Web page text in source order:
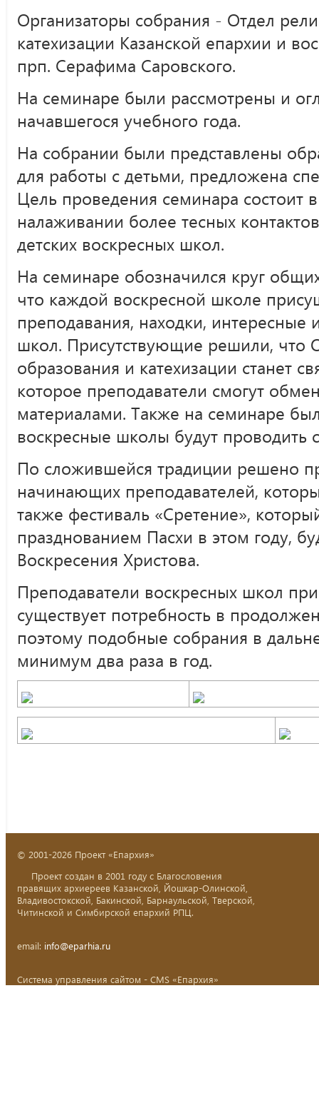
Организаторы собрания - Отдел
катехизации Казанской епархии и
прп. Серафима Саровского.
На семинаре были рассмотрены и
начавшегося учебного года.
На собрании были представлены
для работы с детьми, предложена
Цель проведения семинара состоит
налаживании более тесных
детских воскресных школ.
На семинаре обозначился круг
что каждой воскресной школе
преподавания, находки, интересные
школ. Присутствующие решили, что
образования и катехизации станет
которое преподаватели смогут
материалами. Также на семинаре
воскресные школы будут проводить
По сложившейся традиции решено
начинающих преподавателей,
также фестиваль «Сретение»,
празднованием Пасхи в этом году,
Воскресения Христова.
Преподаватели воскресных школ
существует потребность в
поэтому подобные собрания в
минимум два раза в год.
© 2001-2026 Проект «Епархия»
Проект создан в 2001 году с Благословения
правящих архиереев Казанской, Йошкар-Олинской,
Владивостокской, Бакинской, Барнаульской, Тверской,
Читинской и Симбирской епархий РПЦ.
email: info@eparhia.ru
Система управления сайтом - CMS «Епархия»